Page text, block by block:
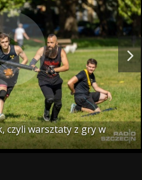
czyli warsztaty z gry w